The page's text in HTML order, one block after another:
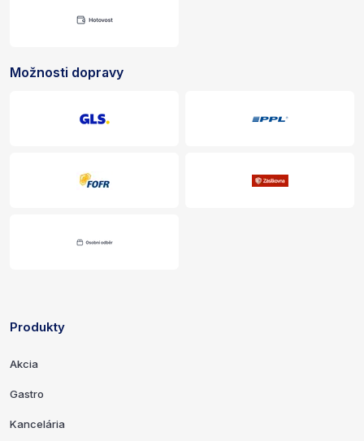
Možnosti dopravy
Odkazy a kontaktné informácie
Produkty
Akcia
Gastro
Kancelária